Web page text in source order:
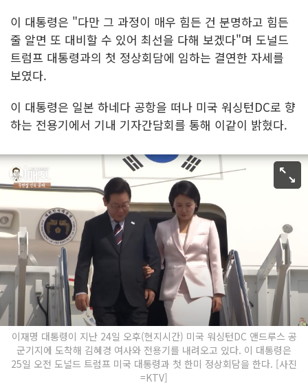
이 대통령은 "다만 그 과정이 매우 힘든 건 분명하고 힘든
줄 알면 또 대비할 수 있어 최선을 다해 보겠다"며 도널드
트럼프 대통령과의 첫 정상회담에 임하는 결연한 자세를
보였다.
이 대통령은 일본 하네다 공항을 떠나 미국 워싱턴DC로 향
하는 전용기에서 기내 기자간담회를 통해 이같이 밝혔다.
이재명 대통령이 지난 24일 오후(현지시간) 미국 워싱턴DC 앤드루스 공
군기지에 도착해 김혜경 여사와 전용기를 내려오고 있다. 이 대통령은
25일 오전 도널드 트럼프 미국 대통령과 첫 한미 정상회담을 한다. [사진
=KTV]